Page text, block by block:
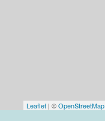
Leaflet | ©OpenStreetMap